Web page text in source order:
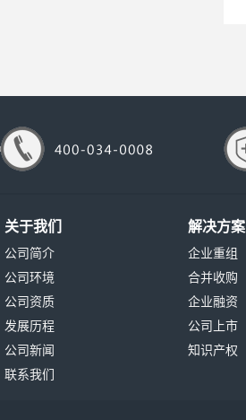
关于我们
公司简介
公司环境
公司资质
发展历程
公司新闻
联系我们
解决方案
企业重组
合并收购
企业融资
公司上市
知识产权